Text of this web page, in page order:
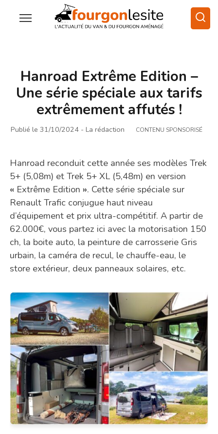
Hanroad Extrême Edition –
Une série spéciale aux tarifs
extrêmement affutés !
Publié le 31/10/2024 - La rédaction CONTENU SPONSORISÉ
Hanroad reconduit cette année ses modèles Trek
5+ (5,08m) et Trek 5+ XL (5,48m) en version
« Extrême Edition ». Cette série spéciale sur
Renault Trafic conjugue haut niveau
d’équipement et prix ultra-compétitif. A partir de
62.000€, vous partez ici avec la motorisation 150
ch, la boite auto, la peinture de carrosserie Gris
urbain, la caméra de recul, le chauffe-eau, le
store extérieur, deux panneaux solaires, etc.